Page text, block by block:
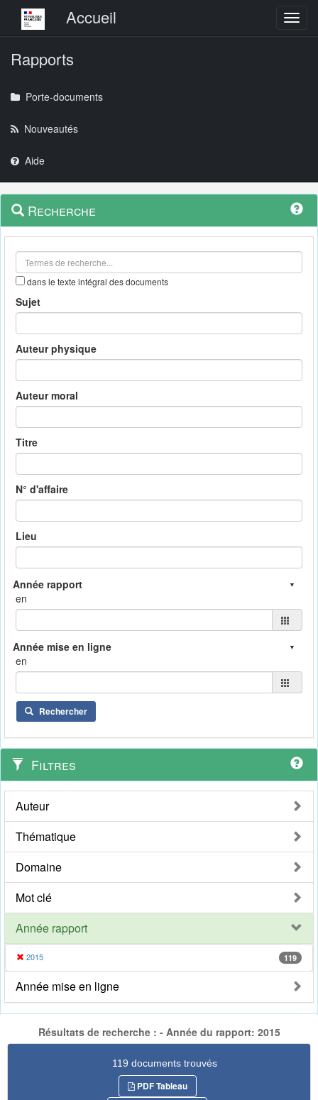
Menu principalAccueil
Rapports
Porte-documents
Nouveautés
Aide
Navigation
outils
Menu
contextuel
Recherche
dans le texte intégral des documents
Sujet
Auteur physique
Auteur moral
Titre
N° d'affaire
Lieu
en
en
Rechercher
Filtres
Auteur
Thématique
Domaine
Mot clé
Année rapport
2015 119
Année mise en ligne
Résultats de recherche : - Année du rapport: 2015
119 documents trouvés
PDF Tableau